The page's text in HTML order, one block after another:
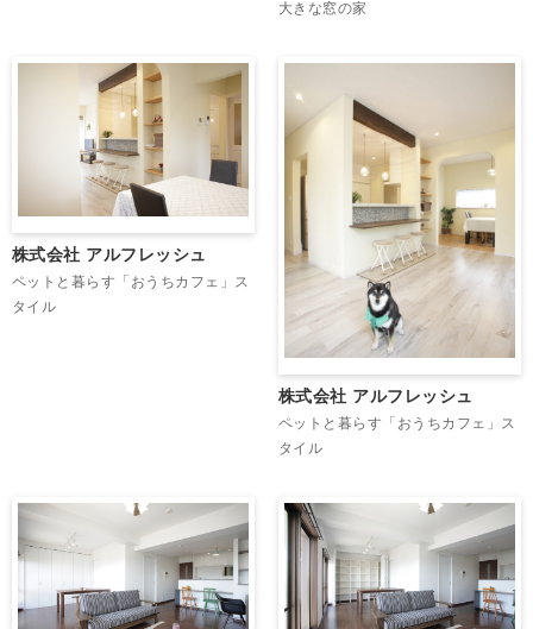
大きな窓の家
株式会社 アルフレッシュ
ペットと暮らす「おうちカフェ」ス
タイル
株式会社 アルフレッシュ
ペットと暮らす「おうちカフェ」ス
タイル